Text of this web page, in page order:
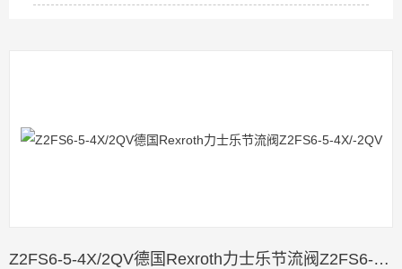
Z2FS6-5-4X/2QV德国Rexroth力士乐节流阀Z2FS6-5-4X/-2QV